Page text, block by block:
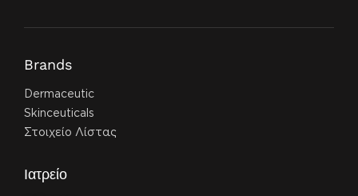
Brands
Dermaceutic
Skinceuticals
Στοιχείο Λίστας
Ιατρείο